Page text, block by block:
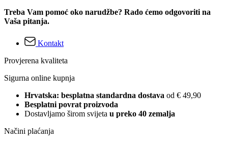
Treba Vam pomoć oko narudžbe? Rado ćemo odgovoriti na
Vaša pitanja.
Kontakt
Provjerena kvaliteta
Sigurna online kupnja
Hrvatska: besplatna standardna dostava od € 49,90
Besplatni povrat proizvoda
Dostavljamo širom svijeta u preko 40 zemalja
Načini plaćanja